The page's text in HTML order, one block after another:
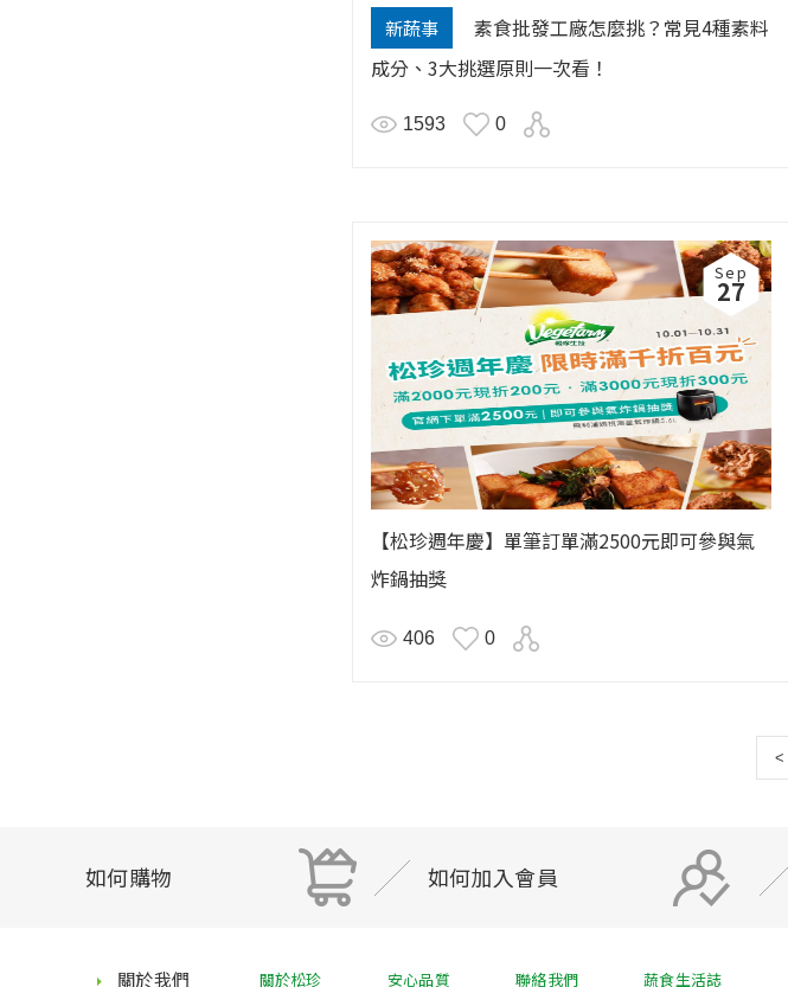
新蔬事
素食批發工廠怎麼挑？常見4種素料
成分、3大挑選原則一次看！
1593 0
Sep
27
【松珍週年慶】單筆訂單滿2500元即可參與氣
炸鍋抽獎
406 0
<
如何購物 如何加入會員
關於我們 關於松珍 安心品質 聯絡我們 蔬食生活誌